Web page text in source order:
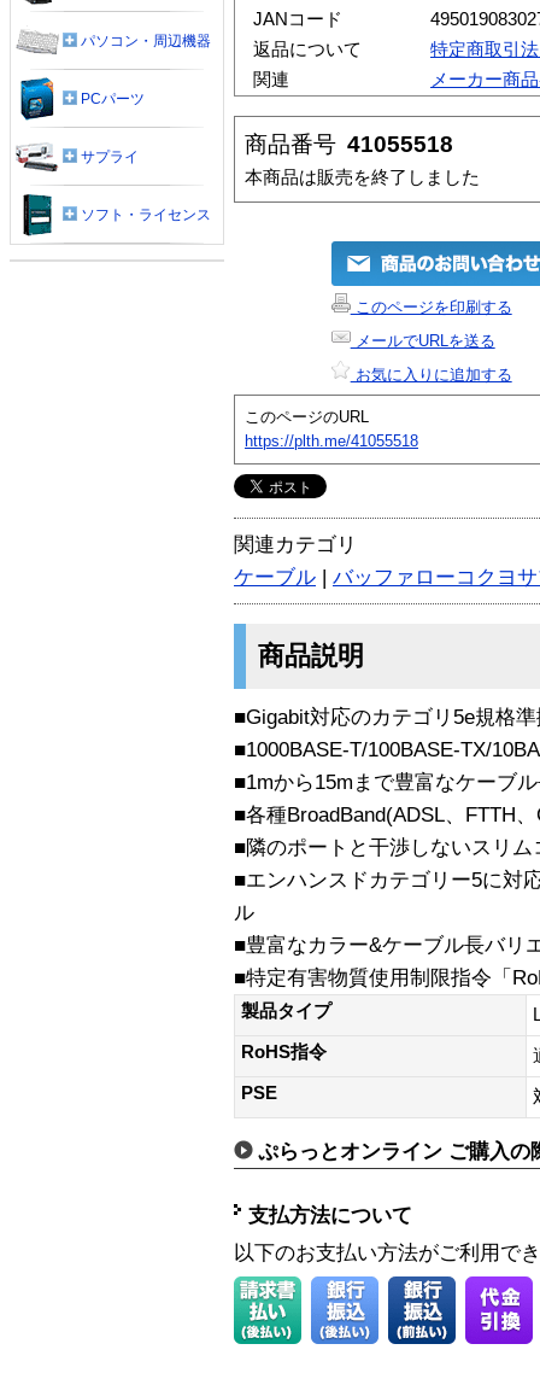
JANコード
返品について
特定商取引
関連
メーカー商
商品番号 41055518
本商品は販売を終了しました
このページを印刷する
メールでURLを送る
お気に入りに追加する
このページのURL
https://plth.me/41055518
関連カテゴリ
ケーブル | バッファローコクヨ
商品説明
■Gigabit対応のカテゴリ5e規格
■1000BASE-T/100BASE-TX/
■1mから15mまで豊富なケーブ
■各種BroadBand(ADSL、FTTH
■隣のポートと干渉しないスリム
■エンハンスドカテゴリー5に対
ル
■豊富なカラー&ケーブル長バリ
■特定有害物質使用制限指令「
製品タイプ
RoHS指令
PSE
ぷらっとオンライン ご購入の
支払方法について
以下のお支払い方法がご利用で
パソコン・周辺機器
PCパーツ
サプライ
ソフト・ライセンス